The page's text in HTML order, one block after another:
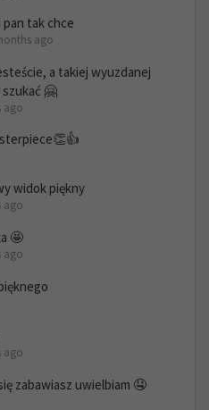
pan tak chce
ago
a takiej wyuzdanej
🤗
ago
widok piękny
ago
🤩
ago
ago
zabawiasz uwielbiam 🤤